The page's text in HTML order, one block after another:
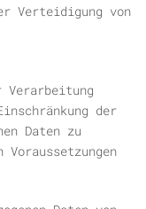
Verteidigung von
der
Daten zu